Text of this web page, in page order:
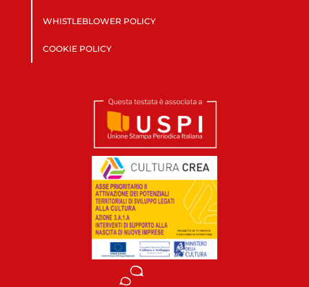
WHISTLEBLOWER POLICY
COOKIE POLICY